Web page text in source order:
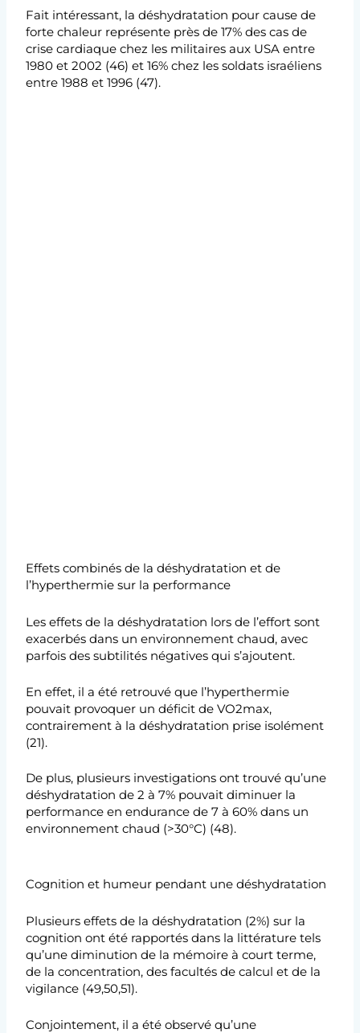
Fait intéressant, la déshydratation pour cause de
forte chaleur représente près de 17% des cas de
crise cardiaque chez les militaires aux USA entre
1980 et 2002 (46) et 16% chez les soldats israéliens
entre 1988 et 1996 (47).
Effets combinés de la déshydratation et de
l’hyperthermie sur la performance
Les effets de la déshydratation lors de l’effort sont
exacerbés dans un environnement chaud, avec
parfois des subtilités négatives qui s’ajoutent.
En effet, il a été retrouvé que l’hyperthermie
pouvait provoquer un déficit de VO2max,
contrairement à la déshydratation prise isolément
(21).
De plus, plusieurs investigations ont trouvé qu’une
déshydratation de 2 à 7% pouvait diminuer la
performance en endurance de 7 à 60% dans un
environnement chaud (>30°C) (48).
Cognition et humeur pendant une déshydratation
Plusieurs effets de la déshydratation (2%) sur la
cognition ont été rapportés dans la littérature tels
qu’une diminution de la mémoire à court terme,
de la concentration, des facultés de calcul et de la
vigilance (49,50,51).
Conjointement, il a été observé qu’une